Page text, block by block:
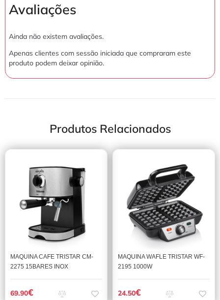
Avaliações
Ainda não existem avaliações.
Apenas clientes com sessão iniciada que compraram este
produto podem deixar opinião.
Produtos Relacionados
MAQUINA CAFE TRISTAR CM-
2275 15BARES INOX
69.90€
MAQUINA WAFLE TRISTAR WF-
2195 1000W
24.50€